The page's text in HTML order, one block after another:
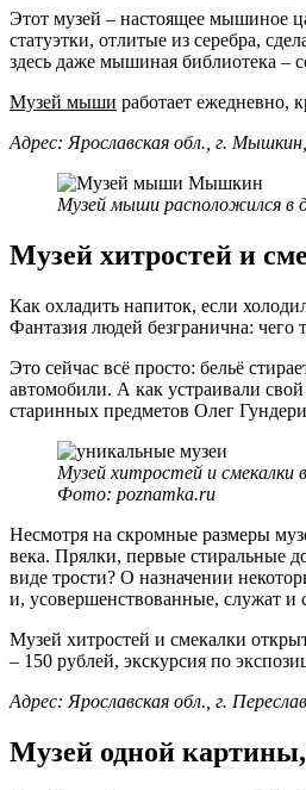
Этот музей – настоящее мышиное
статуэтки, отлитые из серебра,
здесь даже мышиная библиотека –
Музей мыши работает ежедневно,
Адрес: Ярославская обл., г.
Музей мыши расположился в
Музей хитростей и
Как охладить напиток, если
Фантазия людей безгранична:
Это сейчас всё просто: бельё
автомобили. А как устраивали
старинных предметов Олег
Музей хитростей и смекалки
Фото: poznamka.ru
Несмотря на скромные размеры
века. Прялки, первые стиральные
виде трости? О назначении
и, усовершенствованные, служат и
Музей хитростей и смекалки
– 150 рублей, экскурсия по
Адрес: Ярославская обл., г.
Музей одной